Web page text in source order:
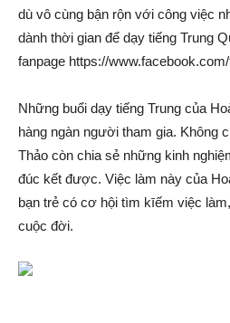
dù vô cùng bận rộn với công việc
dành thời gian để dạy tiếng Trung
fanpage https://
Những buổi dạy tiếng Trung của
hàng ngàn người tham gia. Không
Thảo còn chia sẻ những kinh
đúc kết được. Việc làm này của
bạn trẻ có cơ hội tìm kīế‌m việc
cuộc đời.